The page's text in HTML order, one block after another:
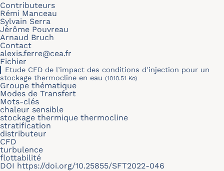
Contributeurs
Rémi Manceau
Sylvain Serra
Jérôme Pouvreau
Arnaud Bruch
Contact
alexis.ferre@cea.fr
Fichier
Etude CFD de l’impact des conditions d’injection pour un
stockage thermocline en eau (1010.51 Ko)
Groupe thématique
Modes de Transfert
Mots-clés
chaleur sensible
stockage thermique thermocline
stratification
distributeur
CFD
turbulence
flottabilité
DOI https://doi.org/10.25855/SFT2022-046